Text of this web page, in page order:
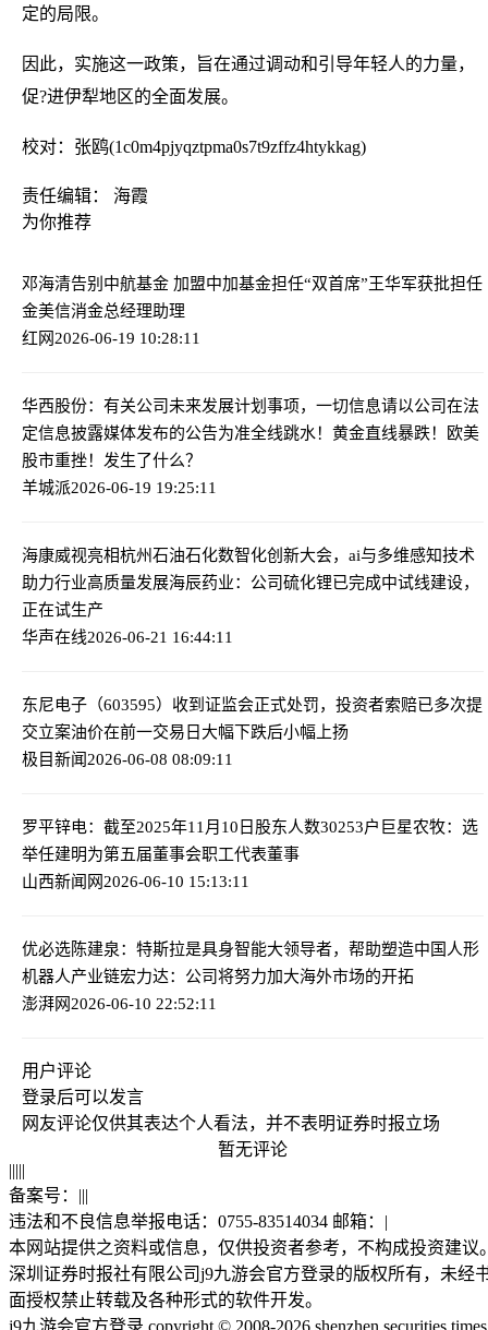
定的局限。
因此，实施这一政策，旨在通过调动和引导年轻人的力量，
促?进伊犁地区的全面发展。
校对：张鸥(1c0m4pjyqztpma0s7t9zffz4htykkag)
责任编辑： 海霞
为你推荐
邓海清告别中航基金 加盟中加基金担任“双首席”王华军获批担任
金美信消金总经理助理
红网2026-06-19 10:28:11
华西股份：有关公司未来发展计划事项，一切信息请以公司在法
定信息披露媒体发布的公告为准全线跳水！黄金直线暴跌！欧美
股市重挫！发生了什么？
羊城派2026-06-19 19:25:11
海康威视亮相杭州石油石化数智化创新大会，ai与多维感知技术
助力行业高质量发展海辰药业：公司硫化锂已完成中试线建设，
正在试生产
华声在线2026-06-21 16:44:11
东尼电子（603595）收到证监会正式处罚，投资者索赔已多次提
交立案油价在前一交易日大幅下跌后小幅上扬
极目新闻2026-06-08 08:09:11
罗平锌电：截至2025年11月10日股东人数30253户 巨星农牧：选
举任建明为第五届董事会职工代表董事
山西新闻网2026-06-10 15:13:11
优必选陈建泉：特斯拉是具身智能大领导者，帮助塑造中国人形
机器人产业链宏力达：公司将努力加大海外市场的开拓
澎湃网2026-06-10 22:52:11
用户评论
登录后可以发言
网友评论仅供其表达个人看法，并不表明证券时报立场
暂无评论
|||||
备案号： |||
违法和不良信息举报电话：0755-83514034 邮箱： |
本网站提供之资料或信息，仅供投资者参考，不构成投资建议
深圳证券时报社有限公司j9九游会官方登录的版权所有，未经
面授权禁止转载及各种形式的软件开发。
j9九游会官方登录 copyright © 2008-2026 shenzhen securities times